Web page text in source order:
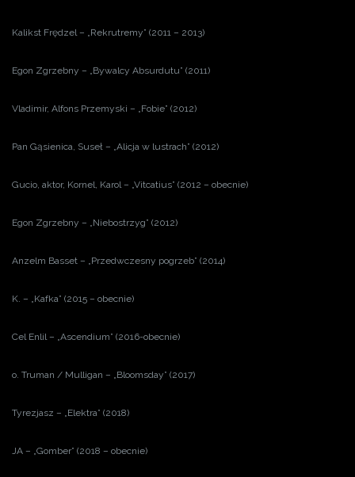
Kalikst Frędzel – „Rekrutremy” (2011 – 2013)
Egon Zgrzebny – „Bywalcy Absurdutu” (2011)
Vladimir, Alfons Przemyski – „Fobie” (2012)
Pan Gąsienica, Suseł – „Alicja w lustrach” (2012)
Gucio, aktor, Kornel, Karol – „Vitcatius” (2012 – obecnie)
Egon Zgrzebny – „Niebostrzyg” (2012)
Anzelm Basset – „Przedwczesny pogrzeb” (2014)
K. – „Kafka” (2015 – obecnie)
Cel Enlil – „Ascendium” (2016-obecnie)
o. Truman / Mulligan – „Bloomsday” (2017)
Tyrezjasz – „Elektra” (2018)
JA – „Gomber” (2018 – obecnie)